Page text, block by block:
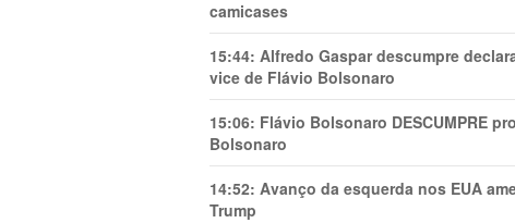
camicases
15:44: Alfredo Gaspar descumpre
vice de Flávio Bolsonaro
15:06: Flávio Bolsonaro DESCUMPRE
Bolsonaro
14:52: Avanço da esquerda nos EUA
Trump